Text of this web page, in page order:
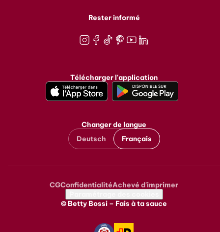
Rester informé
Télécharger l'application
Changer de langue
Deutsch
Français
Metanavigation
CGConfidentialitéAchevé d'imprimer
© Betty Bossi – Fais à ta sauce